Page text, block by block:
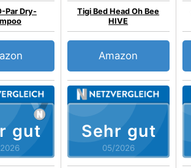
gut
Par Dry-
Sehr gut
05/2026
Tigi Bed Head Oh Bee
HIVE
Amazon